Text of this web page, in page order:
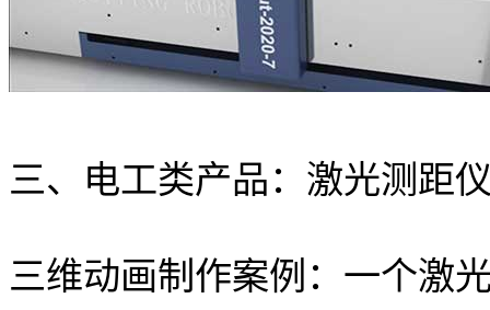
三、电工类产品：激光测距
三维动画制作案例：一个激